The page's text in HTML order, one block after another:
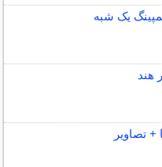
یک شبه
+ تصاویر